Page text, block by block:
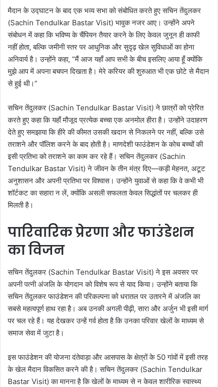
मैदान के उद्घाटन के बाद एक भव्य सभा को संबोधित करते हुए सचिन तेंदुलकर
(Sachin Tendulkar Bastar Visit) भावुक नजर आए। उन्होंने अपने
संबोधन में कहा कि भविष्य के चैंपियन तैयार करने के लिए केवल जुनून ही काफी
नहीं होता, बल्कि जमीनी स्तर पर आधुनिक और सुदृढ़ खेल सुविधाओं का होना
अनिवार्य है। उन्होंने कहा, “मैं आज यहाँ आप सभी के बीच इसलिए आया हूँ क्योंकि
मुझे आप में अपना बचपन दिखता है। मेरे करियर की शुरुआत भी एक छोटे से मैदान
से हुई थी।”
सचिन तेंदुलकर (Sachin Tendulkar Bastar Visit) ने छात्रों को प्रेरित
करते हुए कहा कि यहाँ मौजूद प्रत्येक बच्चा एक अनमोल हीरा है। उन्होंने उदाहरण
देते हुए समझाया कि हीरे की कीमत उसकी खदान से निकलने पर नहीं, बल्कि उसे
तराशने और पॉलिश करने के बाद होती है। माणदेशी फाउंडेशन के कोच बच्चों की
इसी प्रतिभा को तराशने का काम कर रहे हैं। सचिन तेंदुलकर (Sachin
Tendulkar Bastar Visit) ने जीवन के तीन मंत्र दिए—कड़ी मेहनत, अटूट
अनुशासन और अपनी प्रतिभा पर विश्वास। उन्होंने युवाओं से कहा कि वे कभी भी
शॉर्टकट का सहारा न लें, क्योंकि असली सफलता केवल सिद्धांतों पर चलकर ही
मिलती है।
पारिवारिक प्रेरणा और फाउंडेशन
का विजन
सचिन तेंदुलकर (Sachin Tendulkar Bastar Visit) ने इस अवसर पर
अपनी पत्नी अंजलि के योगदान को विशेष रूप से याद किया। उन्होंने बताया कि
सचिन तेंदुलकर फाउंडेशन की परिकल्पना को धरातल पर उतारने में अंजलि का
सबसे महत्वपूर्ण हाथ रहा है। अब उनकी अगली पीढ़ी, सारा और अर्जुन भी इसी मार्ग
पर चल रहे हैं। यह देखकर उन्हें गर्व होता है कि उनका परिवार खेलों के माध्यम से
समाज सेवा में जुटा है।
इस फाउंडेशन की योजना दंतेवाड़ा और आसपास के क्षेत्रों के 50 गांवों में इसी तरह
के खेल मैदान विकसित करने की है। सचिन तेंदुलकर (Sachin Tendulkar
Bastar Visit) का मानना है कि खेलों के माध्यम से न केवल शारीरिक स्वास्थ्य